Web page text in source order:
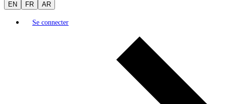
EN FR AR
Se connecter